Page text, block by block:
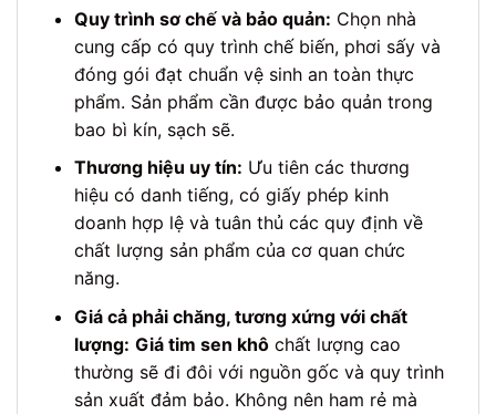
Quy trình sơ chế và bảo quản: Chọn nhà
cung cấp có quy trình chế biến, phơi sấy và
đóng gói đạt chuẩn vệ sinh an toàn thực
phẩm. Sản phẩm cần được bảo quản trong
bao bì kín, sạch sẽ.
Thương hiệu uy tín: Ưu tiên các thương
hiệu có danh tiếng, có giấy phép kinh
doanh hợp lệ và tuân thủ các quy định về
chất lượng sản phẩm của cơ quan chức
năng.
Giá cả phải chăng, tương xứng với chất
lượng: Giá tim sen khôchất lượng cao
thường sẽ đi đôi với nguồn gốc và quy trình
sản xuất đảm bảo. Không nên ham rẻ mà